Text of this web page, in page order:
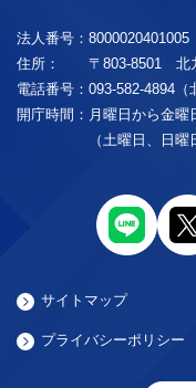
法人番号： 8000020401005
住所：
〒803-8501 北
電話番号： 093-582-4894（
開庁時間： 月曜日から金曜
（土曜日、日
サイトマップ
プライバシーポリシー